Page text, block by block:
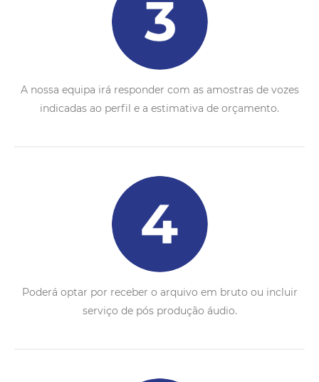
A nossa equipa irá responder com as amostras de vozes
indicadas ao perfil e a estimativa de orçamento.
Poderá optar por receber o arquivo em bruto ou incluir
serviço de pós produção áudio.